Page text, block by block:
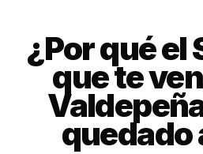
¿Por qué el
que te
quedado